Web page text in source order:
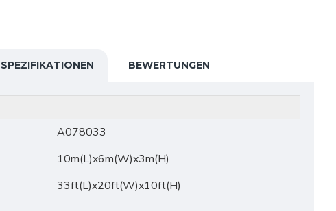
SPEZIFIKATIONEN BEWERTUNGEN
A078033
10m(L)x6m(W)x3m(H)
33ft(L)x20ft(W)x10ft(H)